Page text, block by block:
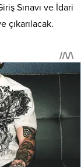
Sınavı ve İdari
çıkarılacak.